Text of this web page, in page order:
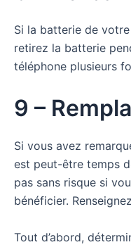
Si la batterie de
retirez la batterie
téléphone plusieurs
9 –
Si vous avez
est peut-être temps
pas sans risque si
bénéficier.
Tout d’abord,